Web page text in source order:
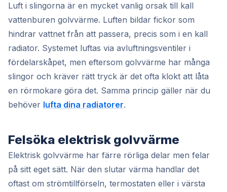
Luft i slingorna är en mycket vanlig orsak till kall
vattenburen golvvärme. Luften bildar fickor som
hindrar vattnet från att passera, precis som i en kall
radiator. Systemet luftas via avluftningsventiler i
fördelarskåpet, men eftersom golvvärme har många
slingor och kräver rätt tryck är det ofta klokt att låta
en rörmokare göra det. Samma princip gäller när du
behöver lufta dina radiatorer.
Felsöka elektrisk golvvärme
Elektrisk golvvärme har färre rörliga delar men felar
på sitt eget sätt. När den slutar värma handlar det
oftast om strömtillförseln, termostaten eller i värsta